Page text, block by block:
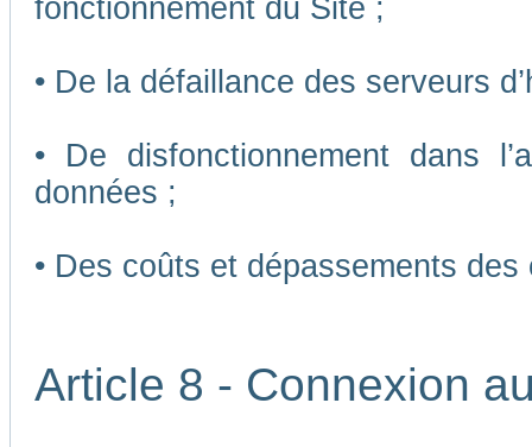
fonctionnement du Site ;
• De la défaillance des serveurs
• De disfonctionnement dans
données ;
• Des coûts et dépassements
Article 8 - Connexion